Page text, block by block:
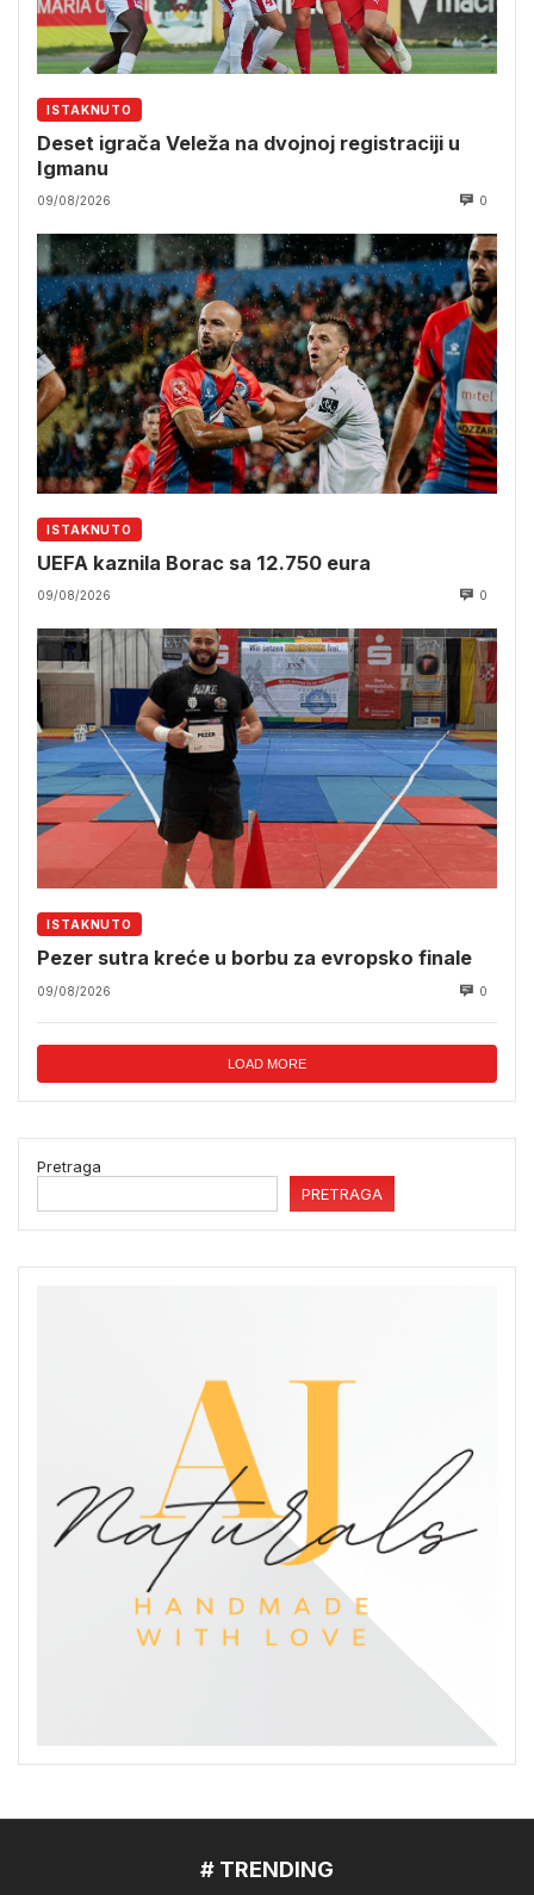
ISTAKNUTO
Deset igrača Veleža na dvojnoj registraciji u
Igmanu
09/08/2026 0
ISTAKNUTO
UEFA kaznila Borac sa 12.750 eura
09/08/2026 0
ISTAKNUTO
Pezer sutra kreće u borbu za evropsko finale
09/08/2026 0
LOAD MORE
Pretraga
PRETRAGA
# TRENDING